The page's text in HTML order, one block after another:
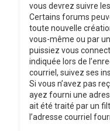
vous devrez suivre
Certains forums
toute nouvelle
vous-même ou par
puissiez vous
indiquée lors de
courriel, suivez ses
Si vous n’avez pas
ayez fourni une
ait été traité par un
l’adresse courriel